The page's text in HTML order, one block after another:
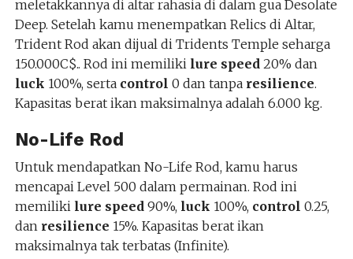
meletakkannya di altar rahasia di dalam gua Desolate
Deep. Setelah kamu menempatkan Relics di Altar,
Trident Rod akan dijual di Tridents Temple seharga
150.000C$.. Rod ini memiliki lure speed 20% dan
luck 100%, serta control 0 dan tanpa resilience.
Kapasitas berat ikan maksimalnya adalah 6.000 kg.
No-Life Rod
Untuk mendapatkan No-Life Rod, kamu harus
mencapai Level 500 dalam permainan. Rod ini
memiliki lure speed 90%, luck 100%, control 0.25,
dan resilience 15%. Kapasitas berat ikan
maksimalnya tak terbatas (Infinite).